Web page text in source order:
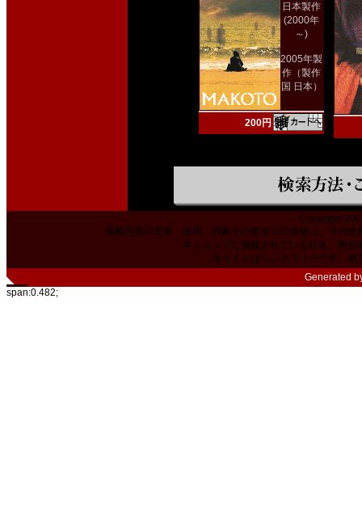
日本製作
(2000年
～)
2005年製
作（製作
国 日本）
200円
Copyright
掲載内容の文章・価格・画像その他全ての情報は、その
本ショップに掲載されている社名、商
当サイトはリンクフリーです。相
Generated
span:0.482;